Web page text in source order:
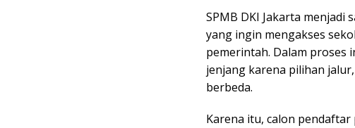
SPMB DKI Jakarta
yang ingin mengakses
pemerintah. Dalam proses
jenjang karena pilihan
berbeda.
Karena itu, calon